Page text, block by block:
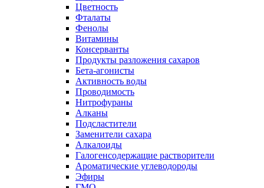
Цветность
Фталаты
Фенолы
Витамины
Консерванты
Продукты разложения сахаров
Бета-агонисты
Активность воды
Проводимость
Нитрофураны
Алканы
Подсластители
Заменители сахара
Алкалоиды
Галогенсодержащие растворители
Ароматические углеводороды
Эфиры